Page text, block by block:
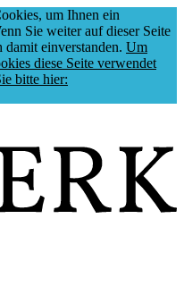
um Ihnen ein
Sie weiter auf dieser Seite
damit einverstanden. Um
diese Seite verwendet
bitte hier: